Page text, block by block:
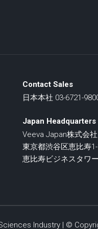
Contact Sales
日本本社 03-6721-
Japan Headquarters
Veeva Japan株式会社
東京都渋谷区恵比寿
恵比寿ビジネスタワ
Industry | ©